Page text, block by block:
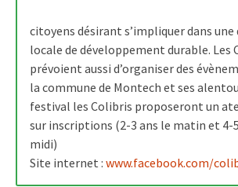
citoyens désirant s’impliquer dans une
locale de développement durable. Les
prévoient aussi d’organiser des
la commune de Montech et ses
festival les Colibris proposeront un
sur inscriptions (2-3 ans le matin et 4-
midi)
Site internet : www.facebook.com/